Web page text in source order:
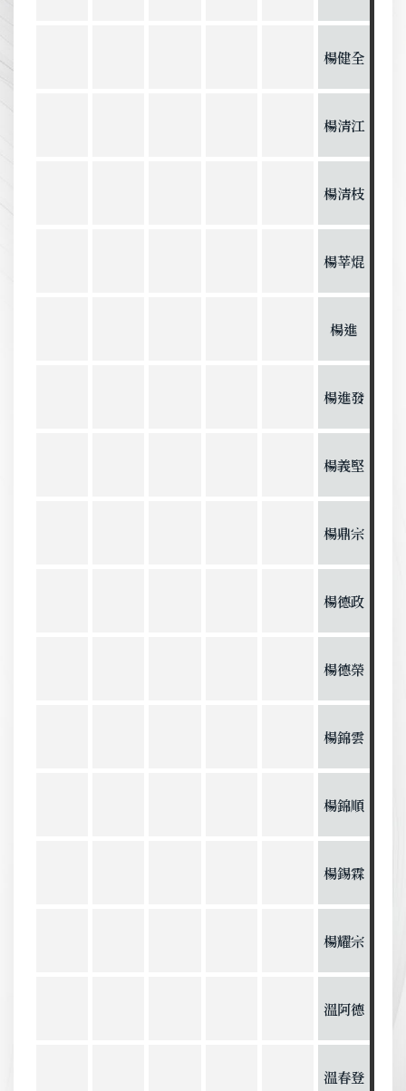
楊健全
楊清江
楊清枝
楊莘焜
楊進
楊進發
楊義堅
楊鼎宗
楊德政
楊德榮
楊錦雲
楊錦順
楊錫霖
楊耀宗
溫阿德
溫春登